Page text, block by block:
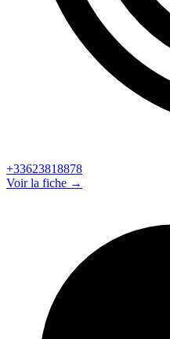
+33623818878
Voir la fiche →